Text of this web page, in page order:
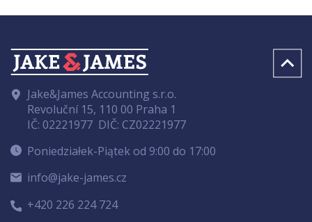
Jake&James Accounting s.r.o.
Revoluční 15, 110 00 Praha 1
IČ: 02221977 DIČ: CZ02221977
Poniedziałek-Piątek od 9:00 do 17:00
info@jake-james.cz
+420 226 224 724